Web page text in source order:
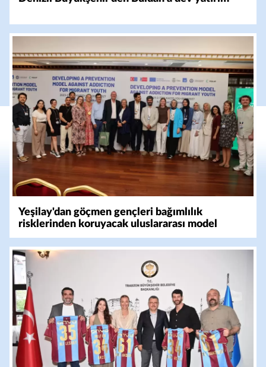
Yeşilay'dan göçmen gençleri bağımlılık
risklerinden koruyacak uluslararası model